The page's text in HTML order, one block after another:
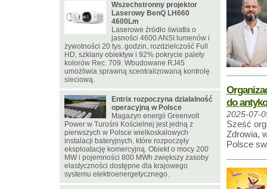
do
2025-07-
Sześć
Zdrowia,
Polsce
Wszechstronny projektor
Laserowy BenQ LH660
4600Lm
Laserowe źródło światła o
jasności 4600 ANSI lumenów i
żywotności 20 tys. godzin, rozdzielczość Full
HD, szklany obiektyw i 92% pokrycie palety
kolorów Rec. 709. Wbudowane RJ45
umożliwia sprawną scentralizowaną kontrolę
sieciową.
Entrix rozpoczyna działalność
operacyjną w Polsce
Magazyn energii Greenvolt
Power w Turośni Kościelnej jest jedną z
pierwszych w Polsce wielkoskalowych
instalacji bateryjnych, które rozpoczęły
eksploatację komercyjną. Obiekt o mocy 200
MW i pojemności 800 MWh zwiększy zasoby
elastyczności dostępne dla krajowego
systemu elektroenergetycznego.